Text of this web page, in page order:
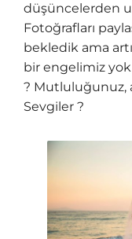
düşüncelerden
Fotoğrafları
bekledik ama
bir engelimiz yok
? Mutluluğunuz,
Sevgiler ?